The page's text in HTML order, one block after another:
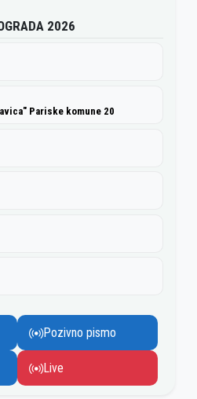
2026
Pariske komune 20
Pozivno pismo
Live